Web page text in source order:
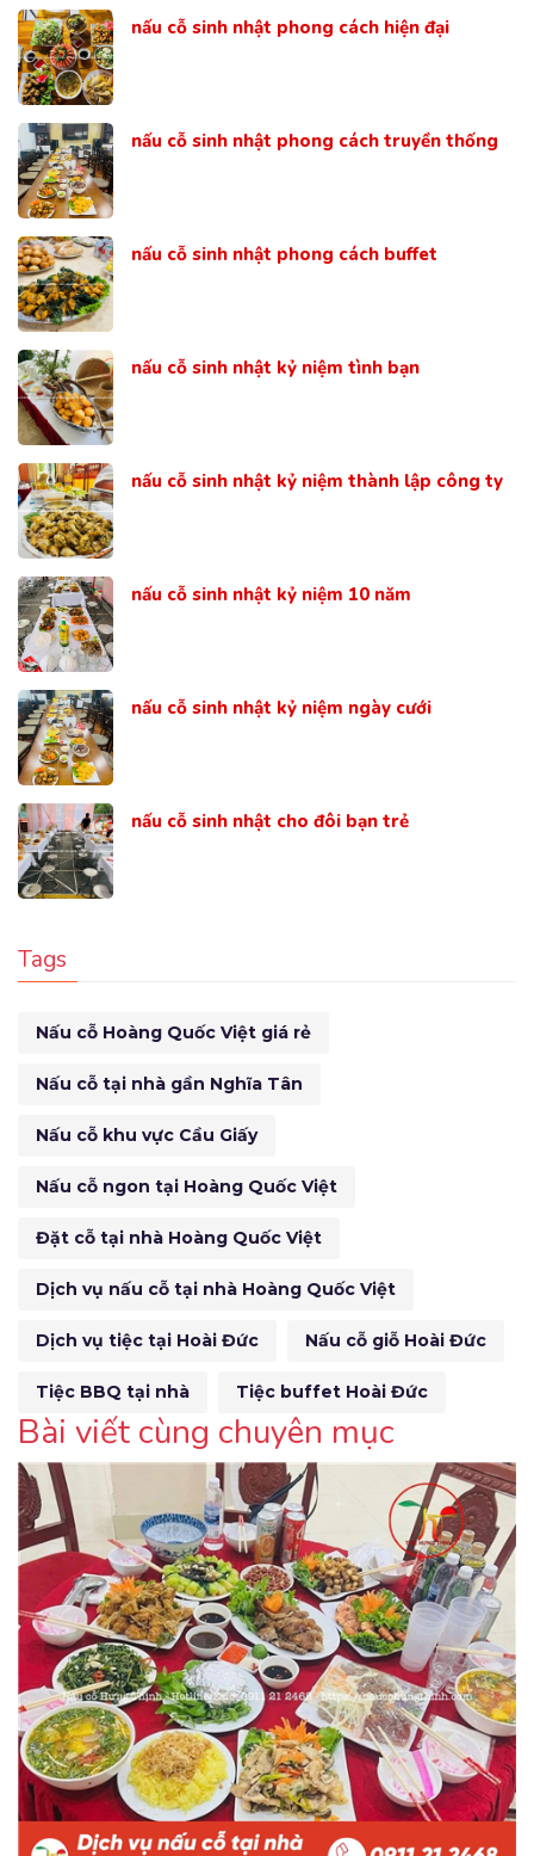
nấu cỗ sinh nhật phong cách hiện đại
nấu cỗ sinh nhật phong cách truyền thống
nấu cỗ sinh nhật phong cách buffet
nấu cỗ sinh nhật kỷ niệm tình bạn
nấu cỗ sinh nhật kỷ niệm thành lập công ty
nấu cỗ sinh nhật kỷ niệm 10 năm
nấu cỗ sinh nhật kỷ niệm ngày cưới
nấu cỗ sinh nhật cho đôi bạn trẻ
Tags
Nấu cỗ Hoàng Quốc Việt giá rẻ
Nấu cỗ tại nhà gần Nghĩa Tân
Nấu cỗ khu vực Cầu Giấy
Nấu cỗ ngon tại Hoàng Quốc Việt
Đặt cỗ tại nhà Hoàng Quốc Việt
Dịch vụ nấu cỗ tại nhà Hoàng Quốc Việt
Dịch vụ tiệc tại Hoài Đức Nấu cỗ giỗ Hoài Đức
Tiệc BBQ tại nhà Tiệc buffet Hoài Đức
Bài viết cùng chuyên mục